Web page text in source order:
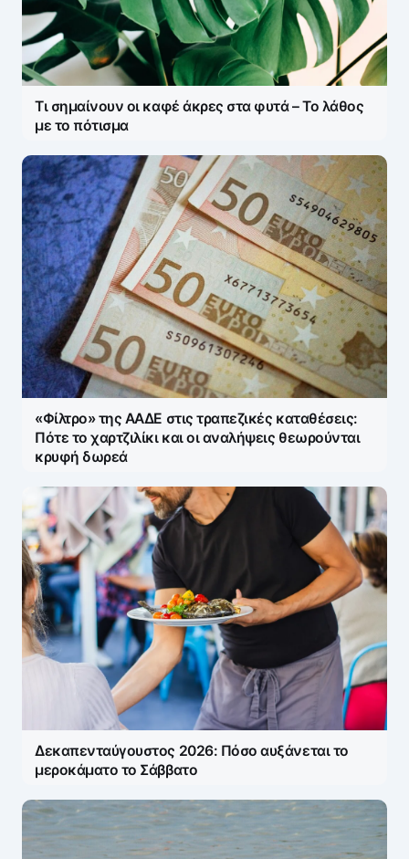
Τι σημαίνουν οι καφέ άκρες στα φυτά – Το λάθος
με το πότισμα
«Φίλτρο» της ΑΑΔΕ στις τραπεζικές καταθέσεις:
Πότε το χαρτζιλίκι και οι αναλήψεις θεωρούνται
κρυφή δωρεά
Δεκαπενταύγουστος 2026: Πόσο αυξάνεται το
μεροκάματο το Σάββατο